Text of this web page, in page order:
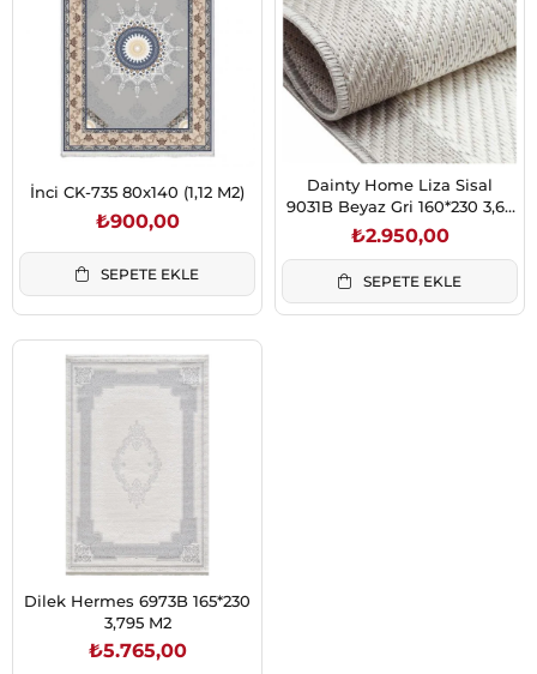
İnci CK-735 80x140 (1,12 M2)
₺900,00
SEPETE EKLE
Dainty Home Liza Sisal
9031B Beyaz Gri 160*230 3,68
m2
₺2.950,00
SEPETE EKLE
Dilek Hermes 6973B 165*230
3,795 M2
₺5.765,00